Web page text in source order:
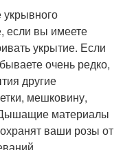
укрывного
если вы имеете
укрытие. Если
очень редко,
другие
мешковину,
материалы
ваши розы от